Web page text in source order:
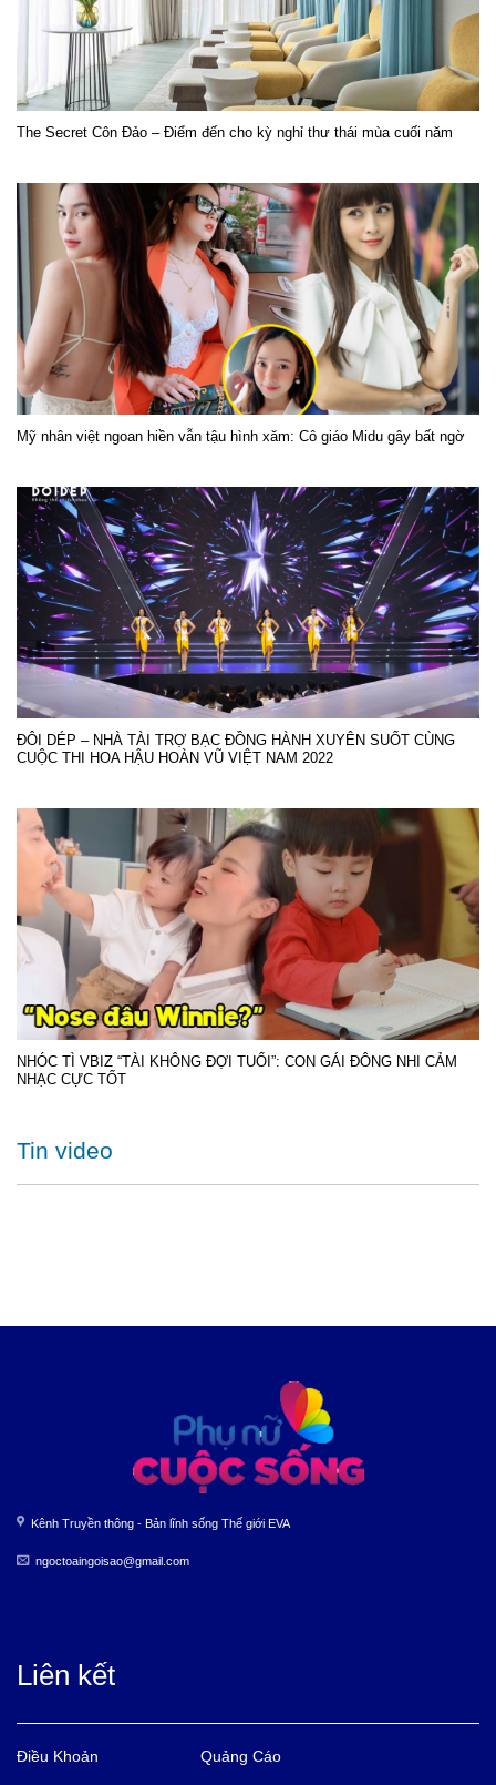
The Secret Côn Đảo – Điểm đến cho kỳ nghỉ thư thái mùa cuối năm
Mỹ nhân việt ngoan hiền vẫn tậu hình xăm: Cô giáo Midu gây bất ngờ
ĐÔI DÉP – NHÀ TÀI TRỢ BẠC ĐỒNG HÀNH XUYÊN SUỐT CÙNG
CUỘC THI HOA HẬU HOÀN VŨ VIỆT NAM 2022
NHÓC TÌ VBIZ “TÀI KHÔNG ĐỢI TUỔI”: CON GÁI ĐÔNG NHI CẢM
NHẠC CỰC TỐT
Tin video
Kênh Truyền thông - Bản lĩnh sống Thế giới EVA
ngoctoaingoisao@gmail.com
Liên kết
Điều Khoản Quảng Cáo